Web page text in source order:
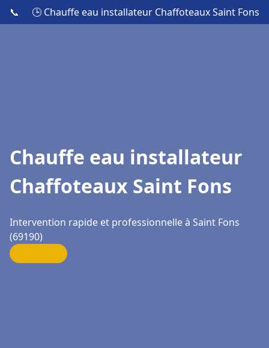
📞 🕒 Chauffe eau installateur Chaffoteaux Saint Fons
Chauffe eau installateur
Chaffoteaux Saint Fons
Intervention rapide et professionnelle à Saint Fons
(69190)